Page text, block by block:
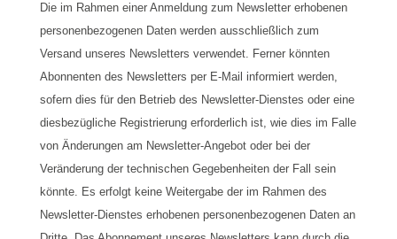
Die im Rahmen einer Anmeldung zum Newsletter erhobenen
personenbezogenen Daten werden ausschließlich zum
Versand unseres Newsletters verwendet. Ferner könnten
Abonnenten des Newsletters per E-Mail informiert werden,
sofern dies für den Betrieb des Newsletter-Dienstes oder eine
diesbezügliche Registrierung erforderlich ist, wie dies im Falle
von Änderungen am Newsletter-Angebot oder bei der
Veränderung der technischen Gegebenheiten der Fall sein
könnte. Es erfolgt keine Weitergabe der im Rahmen des
Newsletter-Dienstes erhobenen personenbezogenen Daten an